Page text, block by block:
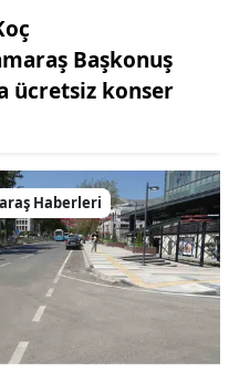
Başkonuş
ücretsiz konser
Haberleri